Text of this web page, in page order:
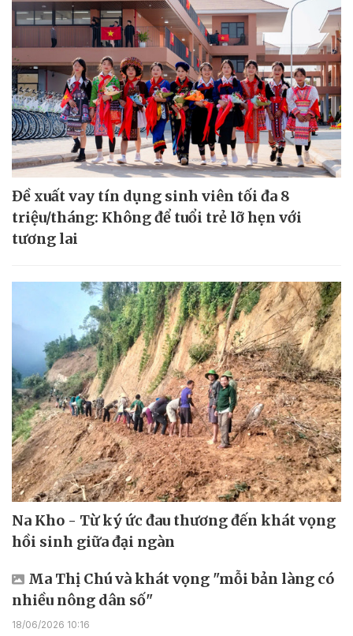
Đề xuất vay tín dụng sinh viên tối đa 8
triệu/tháng: Không để tuổi trẻ lỡ hẹn với
tương lai
Na Kho - Từ ký ức đau thương đến khát vọng
hồi sinh giữa đại ngàn
Ma Thị Chú và khát vọng "mỗi bản làng có
nhiều nông dân số"
18/06/2026 10:16